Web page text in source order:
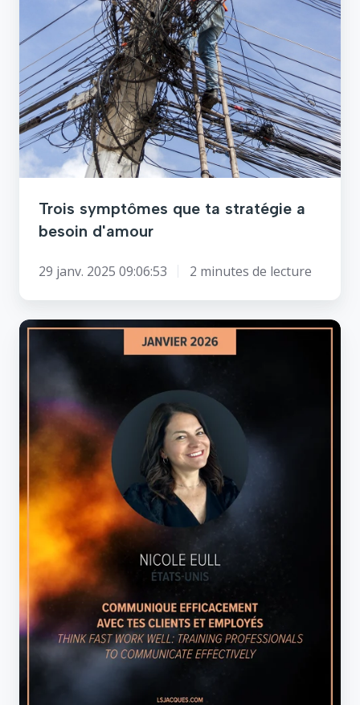
Trois symptômes que ta stratégie a
besoin d'amour
29 janv. 2025 09:06:53 2 minutes de lecture
Communication!